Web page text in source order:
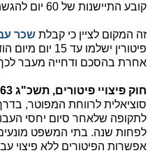
קובע התיישנות של 60 יום להגשת התביעה לפיצויי.
זה המקום לציין כי קבלת שכר
פיטורין ישלמו
אחרת בהסכם ודחייה מעבר
חוק פיצויי פיטורים, תשכ"ג 1963
סוציאלית לרווחת המפוטר,
לתקופה שלאחר סיום יחסי
לפחות שנה. בתי המשפט
אפשרות הפיטורים ללא פיצוי